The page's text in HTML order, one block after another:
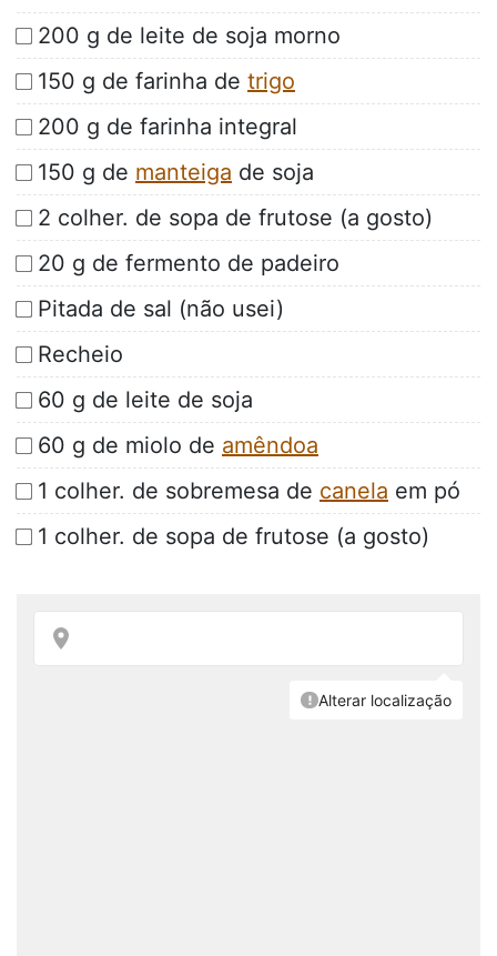
200 g de leite de soja morno
150 g de farinha de trigo
200 g de farinha integral
150 g de manteiga de soja
2 colher. de sopa de frutose (a gosto)
20 g de fermento de padeiro
Pitada de sal (não usei)
Recheio
60 g de leite de soja
60 g de miolo de amêndoa
1 colher. de sobremesa de canela em pó
1 colher. de sopa de frutose (a gosto)